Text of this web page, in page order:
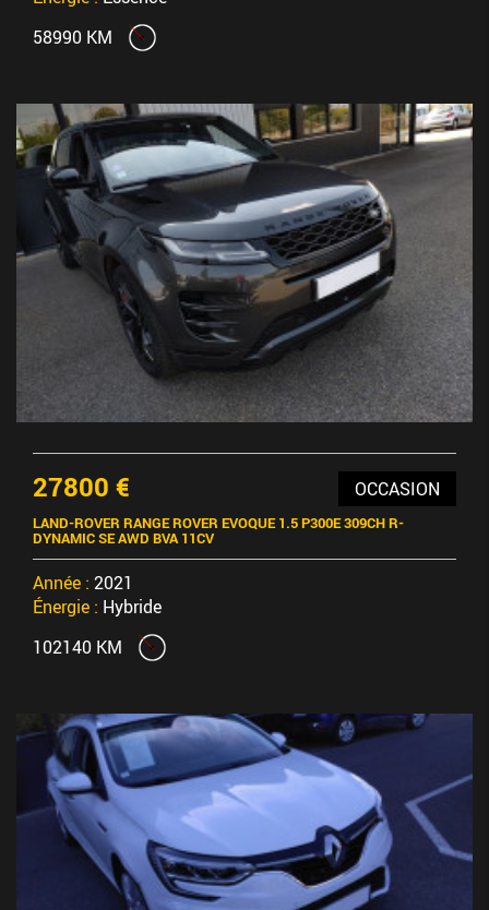
58990 KM
27800 € OCCASION
LAND-ROVER RANGE ROVER EVOQUE 1.5 P300E 309CH R-
DYNAMIC SE AWD BVA 11CV
Année : 2021
Énergie : Hybride
102140 KM